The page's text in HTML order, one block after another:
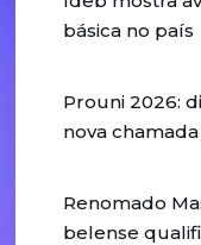
básica no país
Prouni 2026:
nova
Renomado
belense